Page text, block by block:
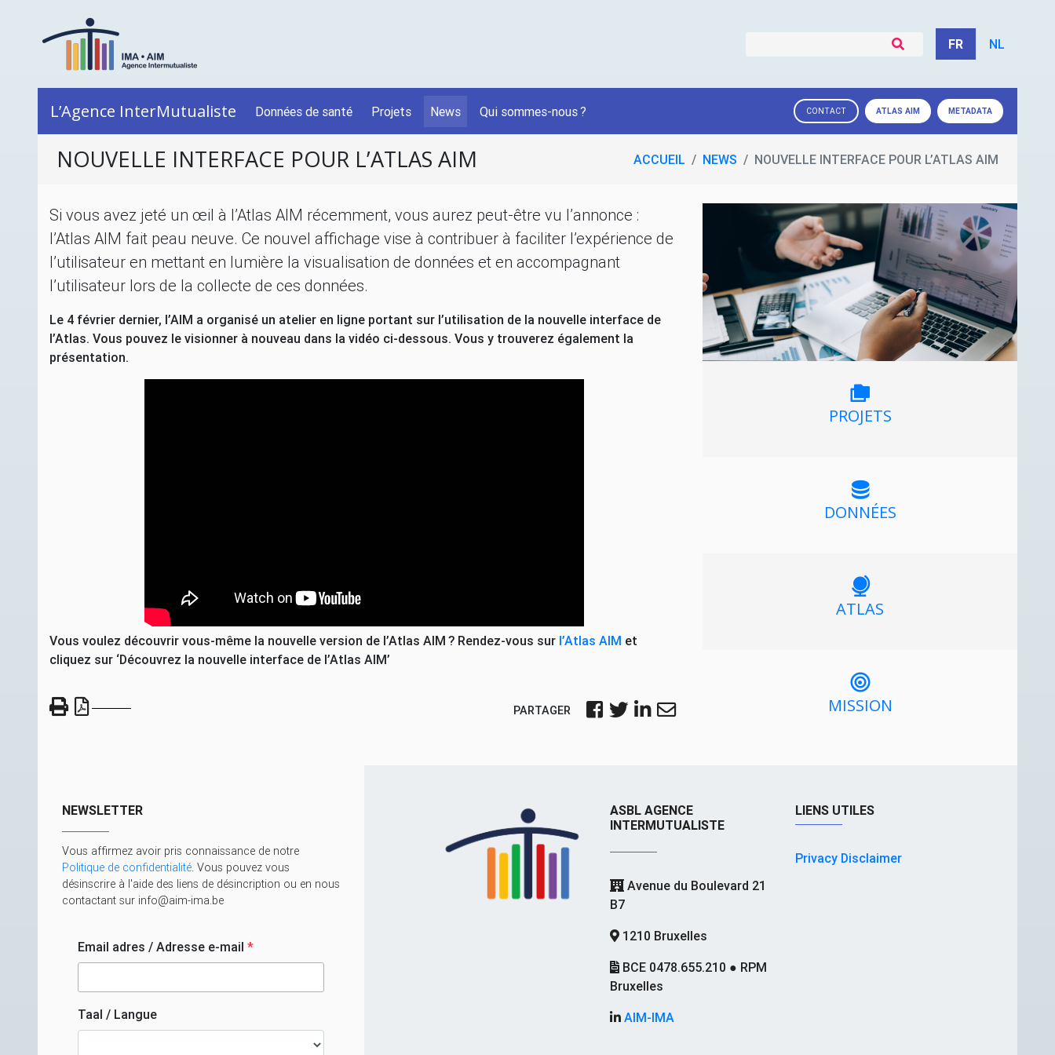
FR NL
L’Agence InterMutualiste Données de santé Projets News Qui sommes-nous? CONTACT ATLAS AIM METADATA
NOUVELLE INTERFACE POUR L’ATLAS AIM ACCUEIL NEWS NOUVELLE INTERFACE POUR L’ATLAS AIM
Si vous avez jeté un œil à l’Atlas AIM récemment, vous aurez peut-être vu l’annonce :
l’Atlas AIM fait peau neuve. Ce nouvel affichage vise à contribuer à faciliter l’expérience de
l’utilisateur en mettant en lumière la visualisation de données et en accompagnant
l’utilisateur lors de la collecte de ces données.
Le 4 février dernier, l’AIM a organisé un atelier en ligne portant sur l’utilisation de la nouvelle interface de
l’Atlas. Vous pouvez le visionner à nouveau dans la vidéo ci-dessous. Vous y trouverez également la
présentation.
Vous voulez découvrir vous-même la nouvelle version de l’Atlas AIM ? Rendez-vous sur l’Atlas AIM et
cliquez sur ‘Découvrez la nouvelle interface de l’Atlas AIM’
PARTAGER
PROJETS
DONNÉES
ATLAS
MISSION
NEWSLETTER
Vous affirmez avoir pris connaissance de notre
Politique de confidentialité. Vous pouvez vous
désinscrire à l'aide des liens de désincription ou en nous
contactant sur info@aim-ima.be
Email adres / Adresse e-mail *
Taal / Langue
ASBL AGENCE
INTERMUTUALISTE
Avenue du Boulevard 21
B7
1210 Bruxelles
BCE 0478.655.210 ● RPM
Bruxelles
AIM-IMA
LIENS UTILES
Privacy Disclaimer